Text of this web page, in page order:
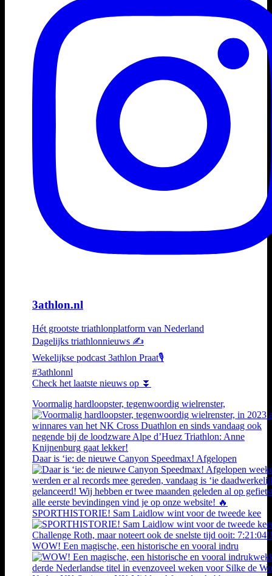
3athlon.nl
Hét grootste triathlonplatform van Nederland
Dagelijks triathlonnieuws ✍️
Wekelijkse podcast 3athlon Praat🎙️
#3athlonnl
Check het laatste nieuws op ⏬
Voormalig hardloopster, tegenwoordig wielrenster,
Daar is ‘ie: de nieuwe Canyon Speedmax! Afgelopen
SPORTHISTORIE! Sam Laidlow wint voor de tweede kee
WOW! Een magische, een historische en vooral indru